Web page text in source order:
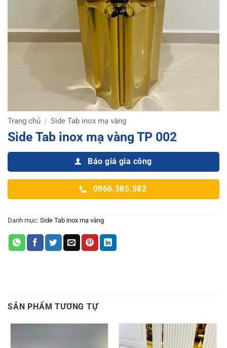
Trang chủ / Side Tab inox mạ vàng
Side Tab inox mạ vàng TP 002
Báo giá gia công
0966.385.582
Danh mục: Side Tab inox mạ vàng
SẢN PHẨM TƯƠNG TỰ